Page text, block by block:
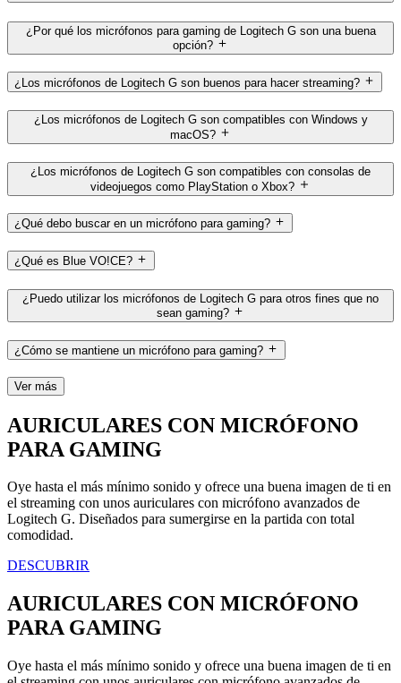
¿Por qué los micrófonos para gaming de Logitech G son una buena
opción?
¿Los micrófonos de Logitech G son buenos para hacer streaming?
¿Los micrófonos de Logitech G son compatibles con Windows y
macOS?
¿Los micrófonos de Logitech G son compatibles con consolas de
videojuegos como PlayStation o Xbox?
¿Qué debo buscar en un micrófono para gaming?
¿Qué es Blue VO!CE?
¿Puedo utilizar los micrófonos de Logitech G para otros fines que no
sean gaming?
¿Cómo se mantiene un micrófono para gaming?
Ver más
AURICULARES CON MICRÓFONO
PARA GAMING
Oye hasta el más mínimo sonido y ofrece una buena imagen de ti en
el streaming con unos auriculares con micrófono avanzados de
Logitech G. Diseñados para sumergirse en la partida con total
comodidad.
DESCUBRIR
AURICULARES CON MICRÓFONO
PARA GAMING
Oye hasta el más mínimo sonido y ofrece una buena imagen de ti en